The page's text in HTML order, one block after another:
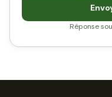
Réponse